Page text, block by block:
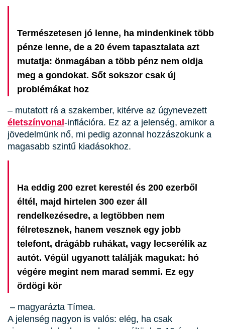
Természetesen jó lenne, ha mindenkinek több
pénze lenne, de a 20 évem tapasztalata azt
mutatja: önmagában a több pénz nem oldja
meg a gondokat. Sőt sokszor csak új
problémákat hoz
– mutatott rá a szakember, kitérve az úgynevezett
életszínvonal -inflációra. Ez az a jelenség, amikor a
jövedelmünk nő, mi pedig azonnal hozzászokunk a
magasabb szintű kiadásokhoz.
Ha eddig 200 ezret kerestél és 200 ezerből
éltél, majd hirtelen 300 ezer áll
rendelkezésedre, a legtöbben nem
félretesznek, hanem vesznek egy jobb
telefont, drágább ruhákat, vagy lecserélik az
autót. Végül ugyanott találják magukat: hó
végére megint nem marad semmi. Ez egy
ördögi kör
– magyarázta Tímea.
A jelenség nagyon is valós: elég, ha csak